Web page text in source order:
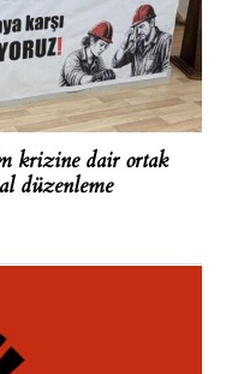
krizine dair ortak
düzenleme